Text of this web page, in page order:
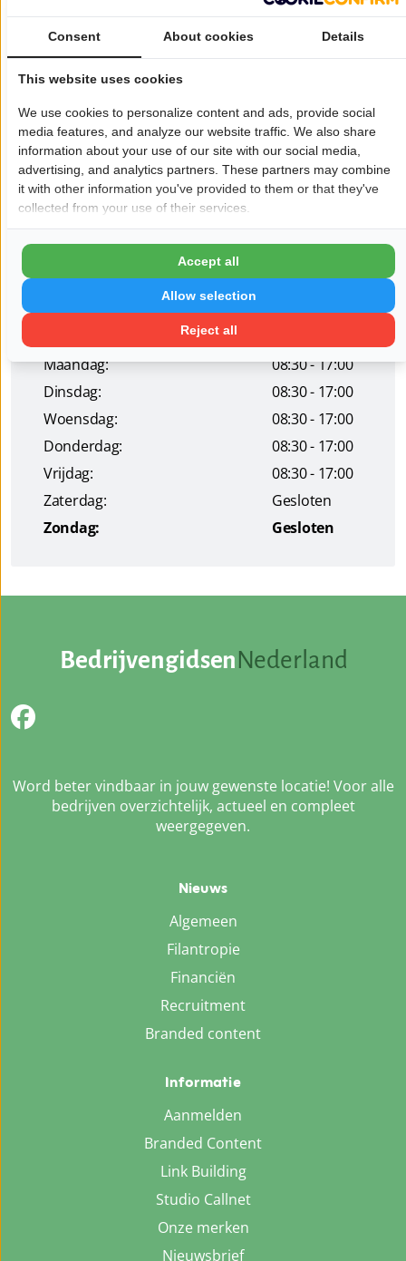
dak hebben, draaien wij onze hand ook niet om voor
bijvoorbeeld ingewikkelde bedrijfsherstructureringen,
estateplanning en agrarische transacties.
mee om te komen tot een juist advies en/of passende akte.
Op deze manier krijgt u de best mogelijke juridische en/of
fiscale ondersteuning, zowel op zakelijk als privégebied.
Wil je dat jouw bedrijf hier ook staat?
Pagina delen op:
Maandag:
08:30 - 17:00
Dinsdag:
08:30 - 17:00
Woensdag:
08:30 - 17:00
Donderdag:
08:30 - 17:00
Vrijdag:
08:30 - 17:00
Zaterdag:
Gesloten
Zondag:
Gesloten
BedrijvengidsenNederland
Word beter vindbaar in jouw gewenste locatie! Voor alle
bedrijven overzichtelijk, actueel en compleet
weergegeven.
Nieuws
Algemeen
Filantropie
Financiën
Recruitment
Branded content
Informatie
Aanmelden
Branded Content
Link Building
Studio Callnet
Onze merken
Nieuwsbrief
Consent About cookies Details
This website uses cookies
We use cookies to personalize content and ads, provide social
media features, and analyze our website traffic. We also share
information about your use of our site with our social media,
advertising, and analytics partners. These partners may combine
it with other information you've provided to them or that they've
collected from your use of their services.
Reject all
Allow selection
Accept all